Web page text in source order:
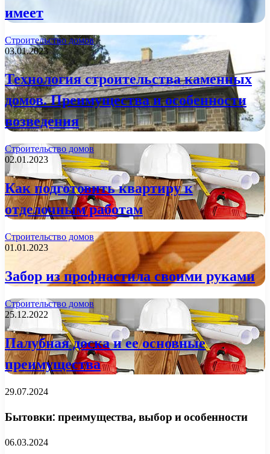
имеет
Строительство домов
03.01.2023
Технология строительства каменных
домов. Преимущества и особенности
возведения
Строительство домов
02.01.2023
Как подготовить квартиру к
отделочным работам
Строительство домов
01.01.2023
Забор из профнастила своими руками
Строительство домов
25.12.2022
Палубная доска и ее основные
преимущества
29.07.2024
Бытовки: преимущества, выбор и особенности
06.03.2024